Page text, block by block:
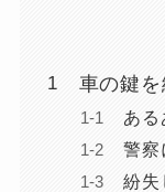
車の鍵
ある
警察
紛失